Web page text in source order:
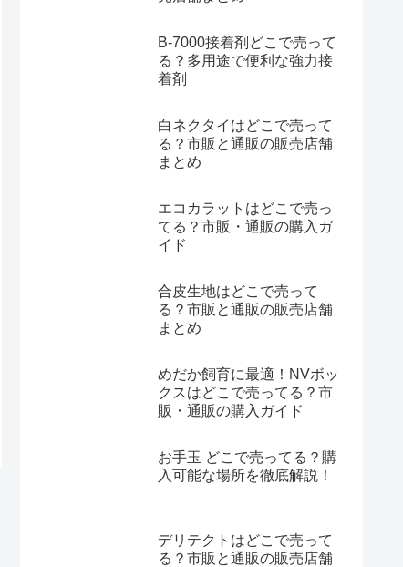
B-7000接着剤どこで売って
る？多用途で便利な強力接
着剤
白ネクタイはどこで売って
る？市販と通販の販売店舗
まとめ
エコカラットはどこで売っ
てる？市販・通販の購入ガ
イド
合皮生地はどこで売って
る？市販と通販の販売店舗
まとめ
めだか飼育に最適！NVボッ
クスはどこで売ってる？市
販・通販の購入ガイド
お手玉 どこで売ってる？購
入可能な場所を徹底解説！
デリテクトはどこで売って
る？市販と通販の販売店舗